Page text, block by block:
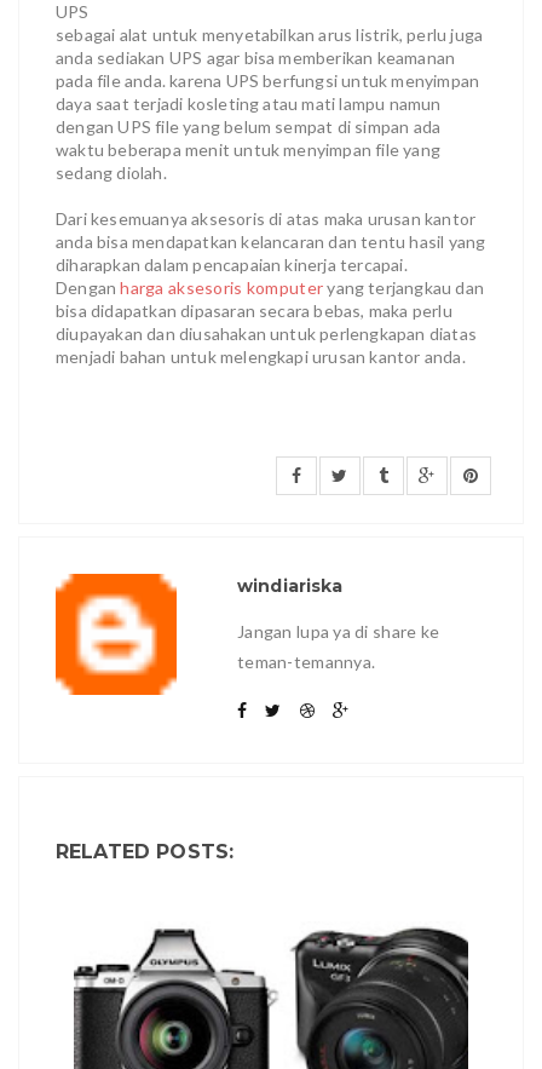
UPS
sebagai alat untuk menyetabilkan arus listrik, perlu juga
anda sediakan UPS agar bisa memberikan keamanan
pada file anda. karena UPS berfungsi untuk menyimpan
daya saat terjadi kosleting atau mati lampu namun
dengan UPS file yang belum sempat di simpan ada
waktu beberapa menit untuk menyimpan file yang
sedang diolah.
Dari kesemuanya aksesoris di atas maka urusan kantor
anda bisa mendapatkan kelancaran dan tentu hasil yang
diharapkan dalam pencapaian kinerja tercapai.
Denganharga aksesoris komputeryang terjangkau dan
bisa didapatkan dipasaran secara bebas, maka perlu
diupayakan dan diusahakan untuk perlengkapan diatas
menjadi bahan untuk melengkapi urusan kantor anda.
windiariska
Jangan lupa ya di share ke
teman-temannya.
RELATED POSTS: